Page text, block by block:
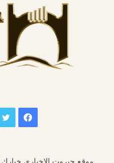
فيسبوك